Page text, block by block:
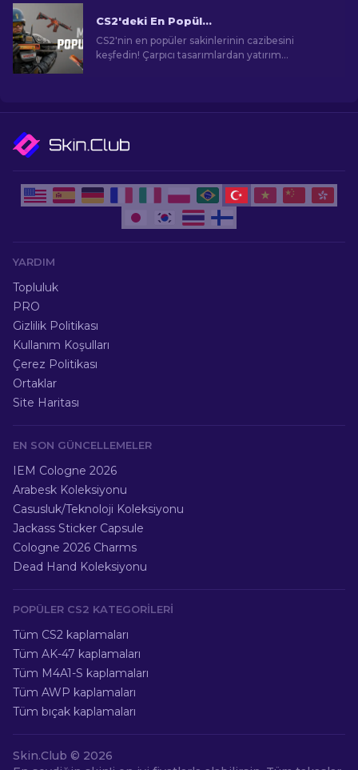
CS2'deki En Popüler Skinler
CS2'nin en popüler sakinlerinin cazibesini
keşfedin! Çarpıcı tasarımlardan yatırım
YARDIM
Topluluk
PRO
Gizlilik Politikası
Kullanım Koşulları
Çerez Politikası
Ortaklar
Site Haritası
EN SON GÜNCELLEMELER
IEM Cologne 2026
Arabesk Koleksiyonu
Casusluk/Teknoloji Koleksiyonu
Jackass Sticker Capsule
Cologne 2026 Charms
Dead Hand Koleksiyonu
POPÜLER CS2 KATEGORILERI
Tüm CS2 kaplamaları
Tüm AK-47 kaplamaları
Tüm M4A1-S kaplamaları
Tüm AWP kaplamaları
Tüm bıçak kaplamaları
Skin.Club © 2026